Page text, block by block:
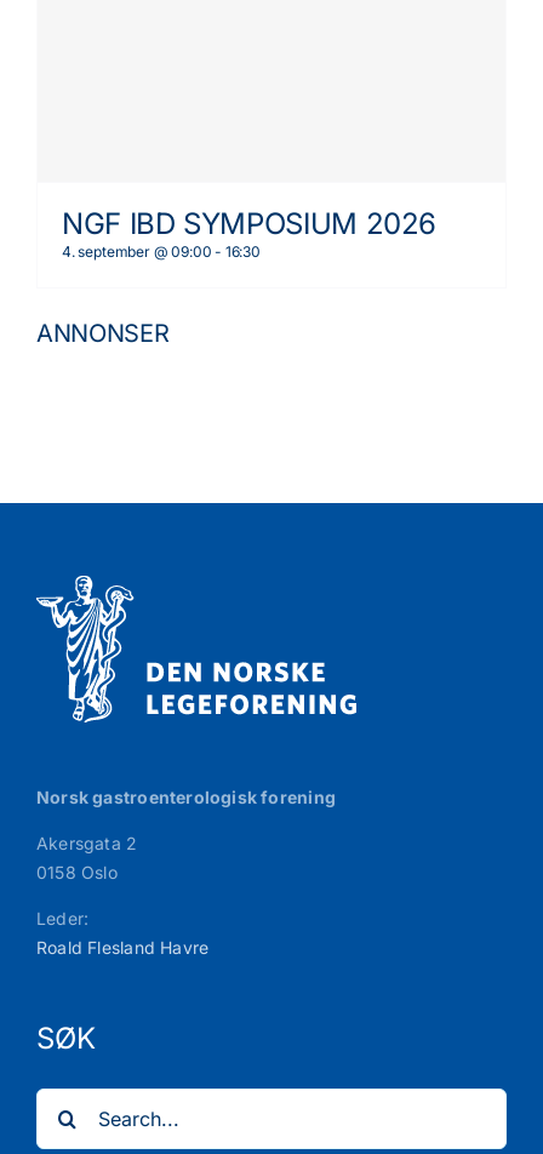
NGF IBD SYMPOSIUM 2026
4. september @ 09:00 - 16:30
ANNONSER
Norsk gastroenterologisk forening
Akersgata 2
0158 Oslo
Leder:
Roald Flesland Havre
SØK
Search
for: